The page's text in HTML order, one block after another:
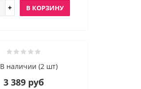
В КОРЗИНУ
В наличии (2 шт)
3 389 руб